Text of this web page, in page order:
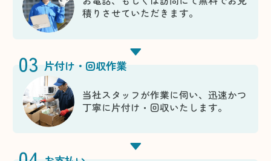
積りさせていただきます。
03 片付け・回収作業
当社スタッフが作業に伺い、迅速かつ
丁寧に片付け・回収いたします。